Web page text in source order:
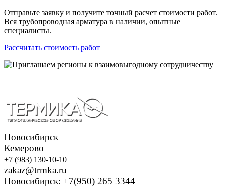
Отправьте заявку и получите точный расчет стоимости работ.
Вся трубопроводная арматура в наличии, опытные
специалисты.
Рассчитать стоимость работ
Новосибирск
Кемерово
+7 (983) 130-10-10
zakaz@trmka.ru
Новосибирск: +7(950) 265 3344